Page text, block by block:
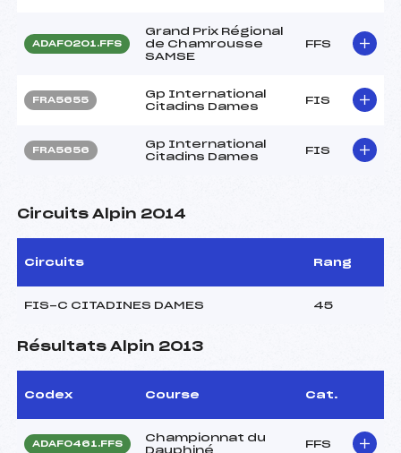
ADAF0201.FFS
Grand Prix Régional
de Chamrousse
SAMSE
FFS
FRA5655
Gp International
Citadins Dames
FIS
FRA5656
Gp International
Citadins Dames
FIS
Circuits Alpin 2014
Circuits Rang
FIS-C CITADINES DAMES 45
Résultats Alpin 2013
Codex Course Cat.
ADAF0461.FFS
Championnat du
Dauphiné
FFS